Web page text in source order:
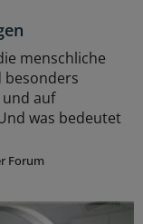
menschliche
besonders
auf
was bedeutet
Forum